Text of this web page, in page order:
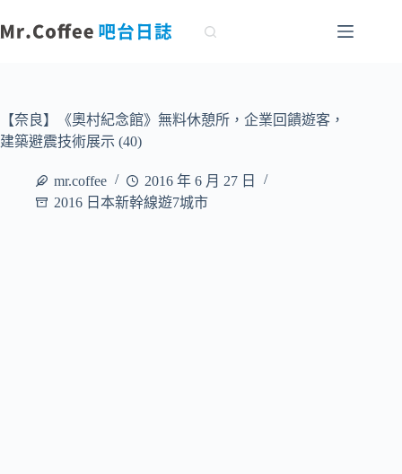
至
容【奈良】《奧村紀念館》無料休憩所，企業回饋遊客，
建築避震技術展示 (40)
mr.coffee
2016 年 6 月 27 日
2016 日本新幹線遊7城市